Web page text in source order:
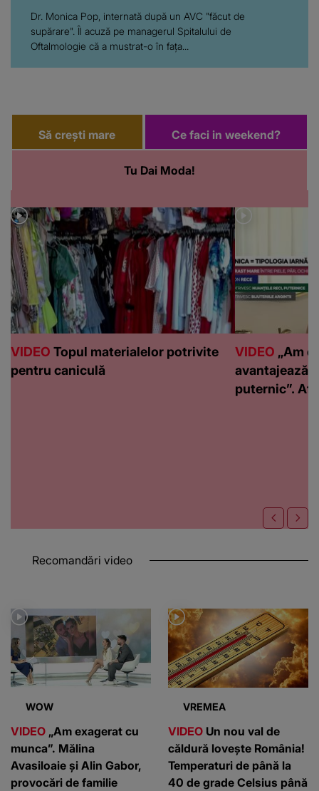
Dr. Monica Pop, internată după un AVC "făcut de
supărare". Îl acuză pe managerul Spitalului de
Oftalmologie că a mustrat-o în fața...
Să crești mare
Tu Dai Moda!
Ce faci in weekend?
VIDEO Topul materialelor potrivite
pentru caniculă
VIDEO „Am
avantajează
puternic”.
Recomandări video
WOW
VIDEO „Am exagerat cu
munca”. Mălina
Avasiloaie și Alin Gabor,
provocări de familie
VREMEA
VIDEO Un nou val de
căldură lovește România!
Temperaturi de până la
40 de grade Celsius până